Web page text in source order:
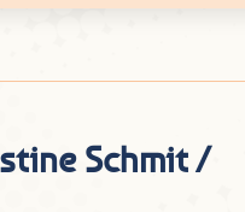
Schmit /